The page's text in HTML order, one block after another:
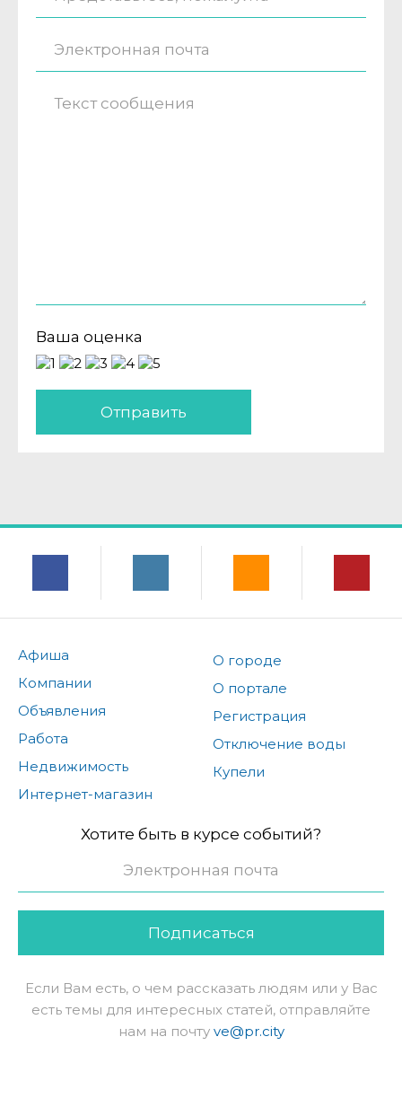
Ваша оценка
Отправить
Афиша
Компании
Объявления
Работа
Недвижимость
Интернет-магазин
О городе
О портале
Регистрация
Отключение воды
Купели
Хотите быть в курсе событий?
Подписаться
Если Вам есть, о чем рассказать людям или у Вас
есть темы для интересных статей, отправляйте
нам на почту ve@pr.city